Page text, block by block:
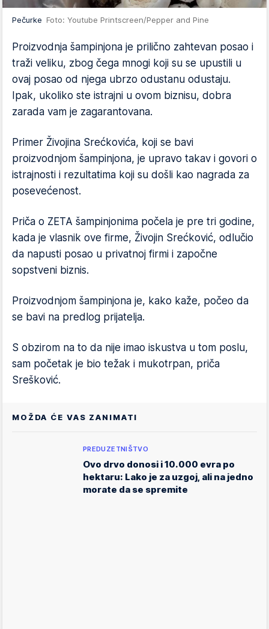
Pečurke Foto: Youtube Printscreen/Pepper and Pine
Proizvodnja šampinjona je prilično zahtevan posao i
traži veliku, zbog čega mnogi koji su se upustili u
ovaj posao od njega ubrzo odustanu odustaju.
Ipak, ukoliko ste istrajni u ovom biznisu, dobra
zarada vam je zagarantovana.
Primer Živojina Srećkovića, koji se bavi
proizvodnjom šampinjona, je upravo takav i govori o
istrajnosti i rezultatima koji su došli kao nagrada za
posevećenost.
Priča o ZETA šampinjonima počela je pre tri godine,
kada je vlasnik ove firme, Živojin Srećković, odlučio
da napusti posao u privatnoj firmi i započne
sopstveni biznis.
Proizvodnjom šampinjona je, kako kaže, počeo da
se bavi na predlog prijatelja.
S obzirom na to da nije imao iskustva u tom poslu,
sam početak je bio težak i mukotrpan, priča
Srešković.
MOŽDA ĆE VAS ZANIMATI
PREDUZETNIŠTVO
Ovo drvo donosi i 10.000 evra po
hektaru: Lako je za uzgoj, ali na jedno
morate da se spremite